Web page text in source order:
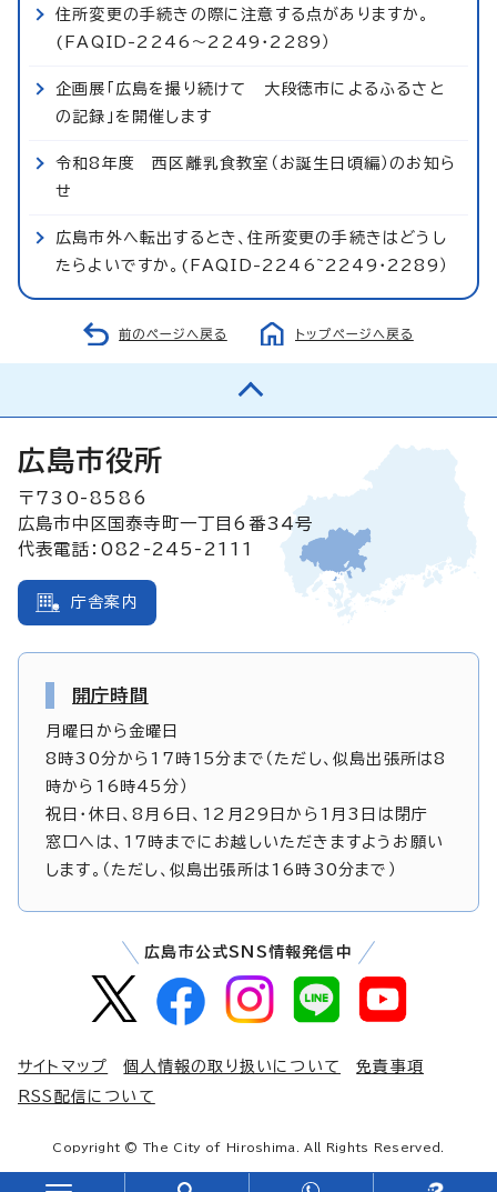
住所変更の手続きの際に注意する点がありますか。
(FAQID-2246～2249・2289）
企画展「広島を撮り続けて 大段徳市によるふるさと
の記録」を開催します
令和8年度 西区離乳食教室（お誕生日頃編）のお知ら
せ
広島市外へ転出するとき、住所変更の手続きはどうし
たらよいですか。(FAQID-2246~2249・2289）
前のページへ戻る トップページへ戻る
広島市役所
〒730-8586
広島市中区国泰寺町一丁目6番34号
代表電話：082-245-2111
庁舎案内
開庁時間
月曜日から金曜日
8時30分から17時15分まで（ただし、似島出張所は8
時から16時45分）
祝日・休日、8月6日、12月29日から1月3日は閉庁
窓口へは、17時までにお越しいただきますようお願い
します。（ただし、似島出張所は16時30分まで）
広島市公式SNS情報発信中
サイトマップ 個人情報の取り扱いについて
免責事項
RSS配信について
Copyright © The City of Hiroshima. All Rights Reserved.